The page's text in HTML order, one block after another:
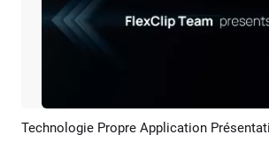
Aperçu Créer IA